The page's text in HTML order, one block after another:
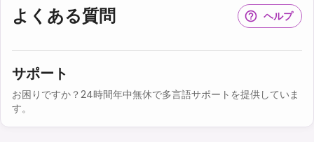
よくある質問 ヘルプ
サポート
お困りですか？24時間年中無休で多言語サポートを提供していま
す。